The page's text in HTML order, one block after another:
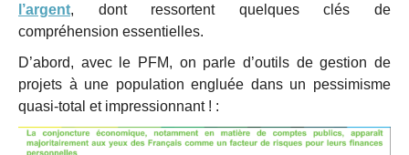
l’argent, dont ressortent quelques clés de
compréhension essentielles.
D’abord, avec le PFM, on parle d’outils de gestion de
projets à une population engluée dans un pessimisme
quasi-total et impressionnant ! :